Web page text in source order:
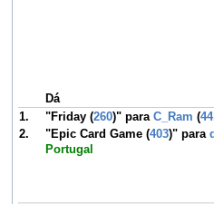
Dá
1.
"Friday (260)" paraC_Ram (
2.
"Epic Card Game (403)" para
Portugal